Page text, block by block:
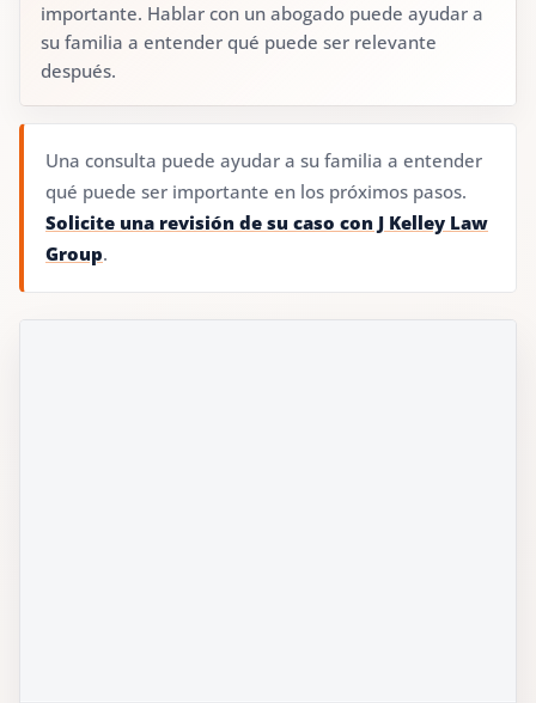
importante. Hablar con un abogado puede ayudar a
su familia a entender qué puede ser relevante
después.
Una consulta puede ayudar a su familia a entender
qué puede ser importante en los próximos pasos.
Solicite una revisión de su caso con J Kelley Law
Group.